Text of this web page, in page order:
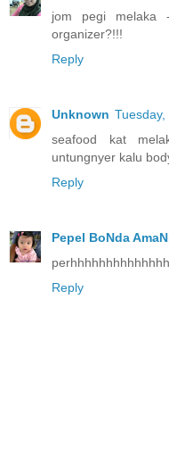
jom pegi melaka
organizer?!!!
Reply
Unknown
seafood kat
untungnyer kalu
Reply
Pepel BoNda
Reply